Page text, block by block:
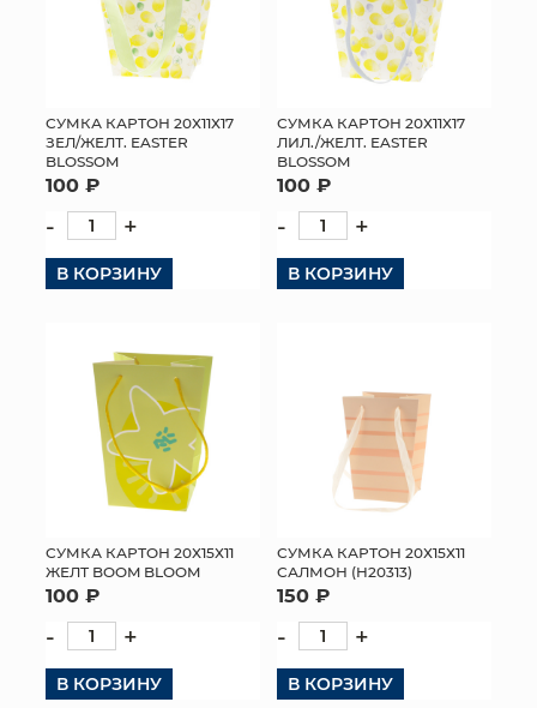
СУМКА КАРТОН 20Х11Х17
ЗЕЛ/ЖЕЛТ. EASTER
BLOSSOM
100 ₽
- +
В КОРЗИНУ
СУМКА КАРТОН 20Х11Х17
ЛИЛ./ЖЕЛТ. EASTER
BLOSSOM
100 ₽
- +
В КОРЗИНУ
СУМКА КАРТОН 20Х15Х11
ЖЕЛТ BOOM BLOOM
100 ₽
- +
В КОРЗИНУ
СУМКА КАРТОН 20Х15Х11
САЛМОН (H20313)
150 ₽
- +
В КОРЗИНУ